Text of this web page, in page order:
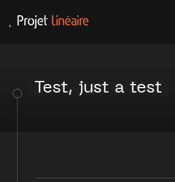
Test, just a test